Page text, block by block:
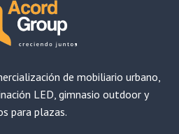
de mobiliario urbano,
LED, gimnasio outdoor y
para plazas.